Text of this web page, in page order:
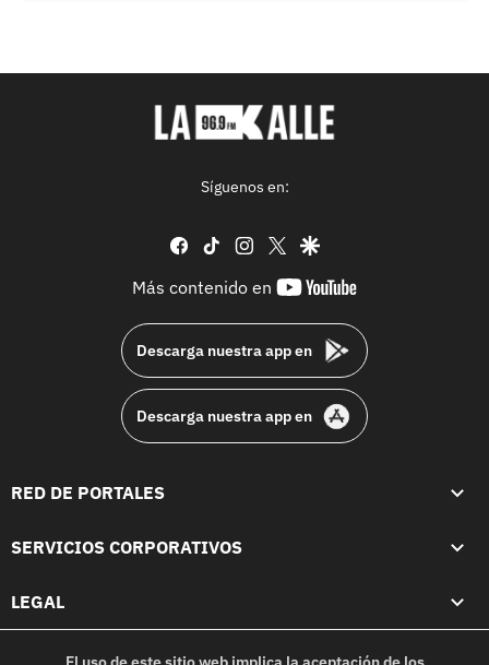
Síguenos en:
facebook
tiktok instagram
twittergoogle
Más contenido en
youtube-
Descarga nuestra app en
Descarga nuestra app en
RED DE PORTALES
SERVICIOS CORPORATIVOS
LEGAL